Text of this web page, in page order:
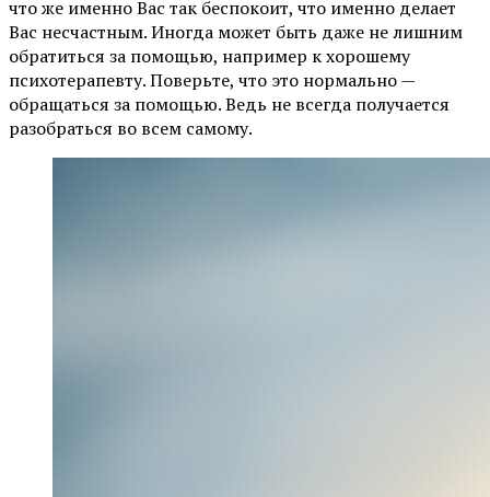
что же именно Вас так беспокоит, что именно делает
Вас несчастным. Иногда может быть даже не лишним
обратиться за помощью, например к хорошему
психотерапевту. Поверьте, что это нормально —
обращаться за помощью. Ведь не всегда получается
разобраться во всем самому.